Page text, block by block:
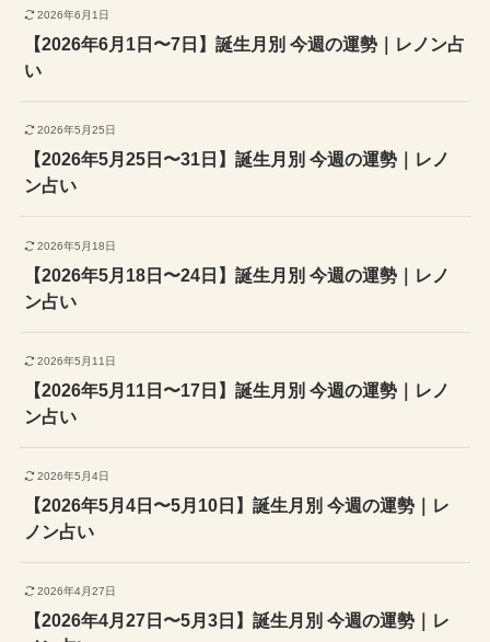
2026年6月1日
【2026年6月1日〜7日】誕生月別 今週の運勢｜レノン占
い
2026年5月25日
【2026年5月25日〜31日】誕生月別 今週の運勢｜レノ
ン占い
2026年5月18日
【2026年5月18日〜24日】誕生月別 今週の運勢｜レノ
ン占い
2026年5月11日
【2026年5月11日〜17日】誕生月別 今週の運勢｜レノ
ン占い
2026年5月4日
【2026年5月4日〜5月10日】誕生月別 今週の運勢｜レ
ノン占い
2026年4月27日
【2026年4月27日〜5月3日】誕生月別 今週の運勢｜レ